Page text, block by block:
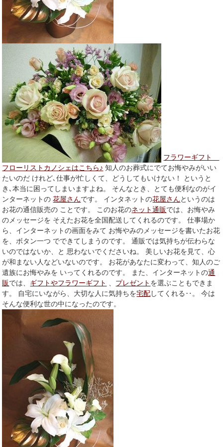
フラワーギフト
フローリストカノシェはこちら♪ 知人のお葬式にでてお悔やみがいい
たいのだ けれど､仕事が忙しくて、どうしてもいけない！ というと
き､本当に困ってしまいますよね。 そんなとき、とても便利なのがイ
ンターネットの花屋さんです。 インタネットの花屋さんというのは
お花の通信販売の ことです。 このお花のネット通販では、お悔やみ
のメッセージを そえたお花を全国配送してくれるのです。 仕事場か
ら、インターネットの画面をみて お悔やみのメッセージを書いたお花
を、ボタン一つ でできてしまうのです。 通販では気持ちが伝わらな
いのではないか、と 思わないでくださいね。 美しいお花を見て、心
が和まない人などいないのです。 お花があなたに変わって、知人のご
遺族にお悔やみを いってくれるのです。 また、インターネットの通
販では、 ギフトやフラワーギフト 、 プレゼント を選ぶこともできま
す。 自宅にいながら、大切な人に気持ちを宅配してくれる‥。 今は
そんな便利な世の中になったのです。